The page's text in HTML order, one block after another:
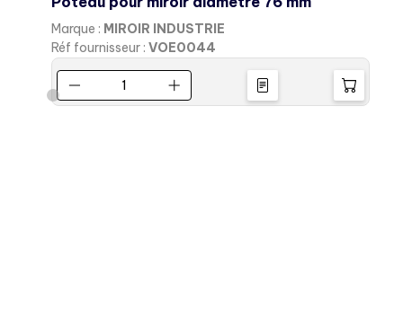
Marque : MIROIR INDUSTRIE
Réf fournisseur : VOE0044